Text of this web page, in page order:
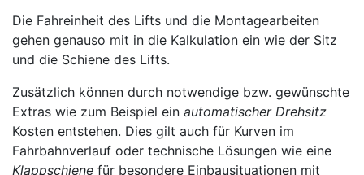
Die Fahreinheit des Lifts und die Montagearbeiten
gehen genauso mit in die Kalkulation ein wie der Sitz
und die Schiene des Lifts.
Zusätzlich können durch notwendige bzw. gewünschte
Extras wie zum Beispiel ein automatischer Drehsitz
Kosten entstehen. Dies gilt auch für Kurven im
Fahrbahnverlauf oder technische Lösungen wie eine
Klappschiene für besondere Einbausituationen mit